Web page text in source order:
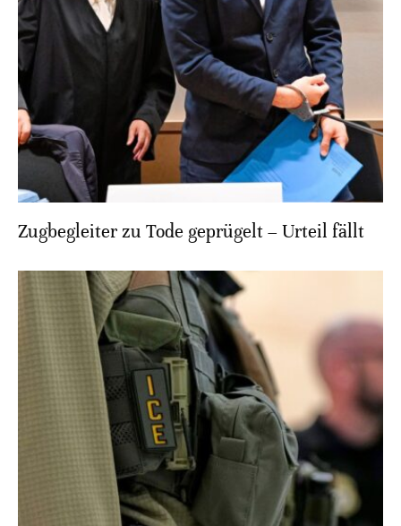
Zugbegleiter zu Tode geprügelt – Urteil fällt